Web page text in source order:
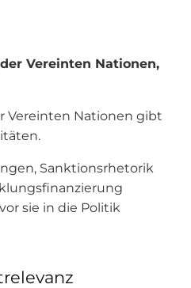
Vereinten Nationen,
Vereinten Nationen gibt
Sanktionsrhetorik
sie in die Politik